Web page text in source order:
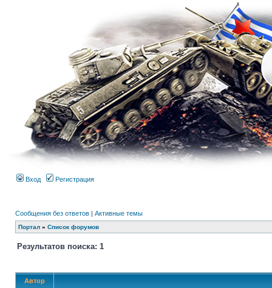
Вход Регистрация
Сообщения без ответов | Активные темы
Портал » Список форумов
Результатов поиска: 1
Автор